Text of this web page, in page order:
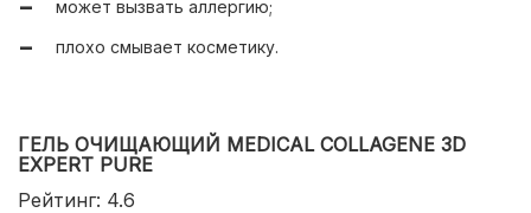
может вызвать аллергию;
плохо смывает косметику.
ГЕЛЬ ОЧИЩАЮЩИЙ MEDICAL COLLAGENE 3D
EXPERT PURE
Рейтинг: 4.6